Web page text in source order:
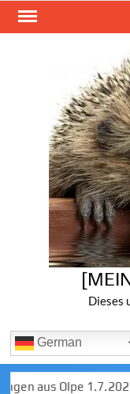
Skip
Dieses
German
Olpe 1.7.2026